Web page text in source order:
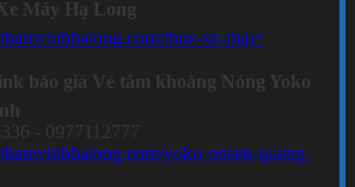
Máy Hạ Long
thue-xe-may/
báo giá Vé tắm khoáng Nóng Yoko
- 0977112777
yoko-onsen-quang-